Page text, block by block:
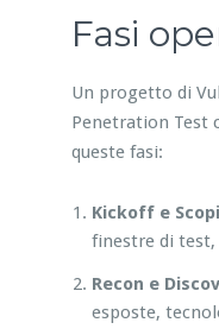
Fasi
Un progetto di
Penetration Test
queste fasi:
Kickoff e
finestre di
Recon e
esposte,